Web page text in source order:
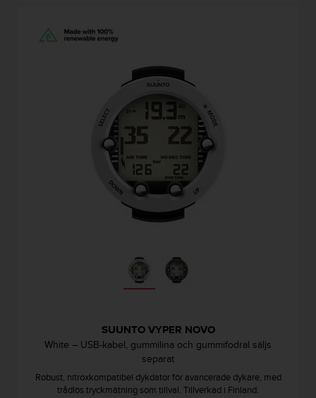
SUUNTO VYPER NOVO
White – USB-kabel, gummilina och gummifodral säljs
separat
Robust, nitroxkompatibel dykdator för avancerade dykare, med
trådlös tryckmätning som tillval. Tillverkad i Finland.